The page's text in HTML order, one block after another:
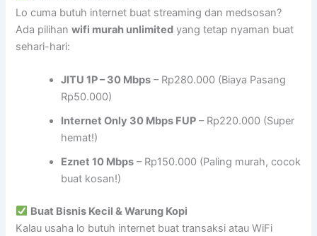
Lo cuma butuh internet buat streaming dan medsosan?
Ada pilihanwifi murah unlimited yang tetap nyaman buat
sehari-hari:
JITU 1P – 30 Mbps – Rp280.000 (Biaya Pasang
Rp50.000)
Internet Only 30 Mbps FUP – Rp220.000 (Super
hemat!)
Eznet 10 Mbps – Rp150.000 (Paling murah, cocok
buat kosan!)
Buat Bisnis Kecil & Warung Kopi
Kalau usaha lo butuh internet buat transaksi atau WiFi